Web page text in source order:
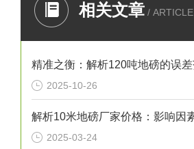
相关文章 / ARTICLE
2025-10-26
2025-03-24